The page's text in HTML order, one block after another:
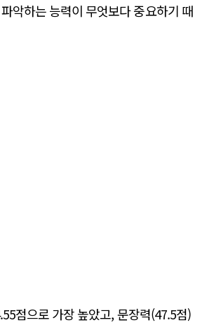
악하는 능력이 무엇보다 중요하기 때
점으로 가장 높았고, 문장력(47.5점)